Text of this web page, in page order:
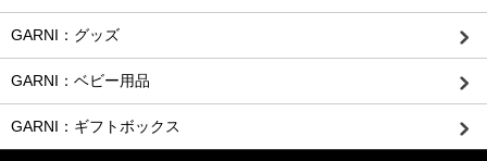
GARNI：グッズ
GARNI：ベビー用品
GARNI：ギフトボックス